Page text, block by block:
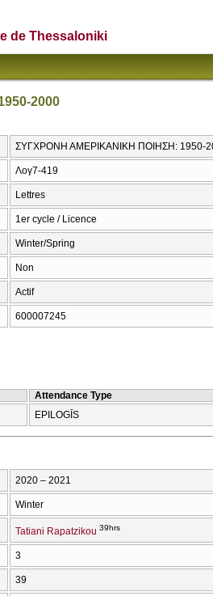
de Thessaloniki
2000
ΣΥΓΧΡΟΝΗ ΑΜΕΡΙΚΑΝΙΚΗ ΠΟΙΗΣΗ: 1950-
Λογ7-419
Lettres
1er cycle / Licence
Winter/Spring
Non
Actif
600007245
Attendance Type
EPILOGĪS
2020 – 2021
Winter
Tatiani Rapatzikou 39hrs
3
39